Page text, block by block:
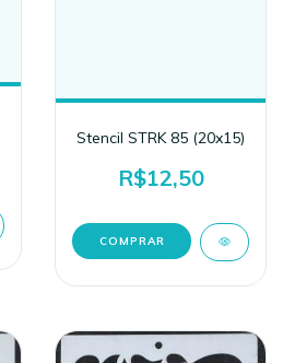
Stencil STRK 85 (20x15)
R$12,50